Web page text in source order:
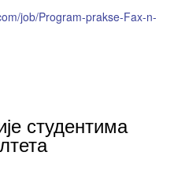
job/Program-prakse-Fax-n-
студентима